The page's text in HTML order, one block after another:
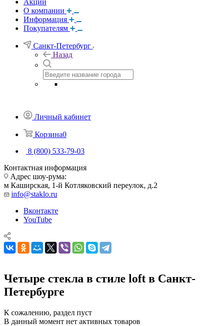
Акции
О компании
Информация
Покупателям
Санкт-Петербург
Назад
Личный кабинет
Корзина0
8 (800) 533-79-03
Контактная информация
Адрес шоу-рума:
м Каширская, 1-й Котляковский переулок, д.2
info@staklo.ru
Вконтакте
YouTube
Четыре стекла в стиле loft в Санкт-
Петербурге
К сожалению, раздел пуст
В данный момент нет активных товаров